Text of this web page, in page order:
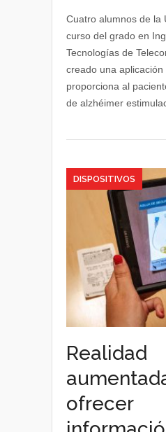
Cuatro alumnos de la
curso del grado en
Tecnologías de
creado una aplicación
proporciona al
de alzhéimer
DISPOSITIVOS
Realidad
ofrecer